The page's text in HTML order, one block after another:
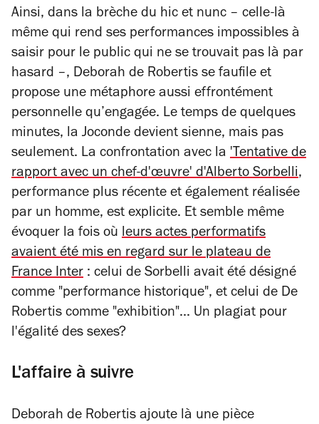
Ainsi, dans la brèche du hic et nunc – celle-là
même qui rend ses performances impossibles à
saisir pour le public qui ne se trouvait pas là par
hasard –, Deborah de Robertis se faufile et
propose une métaphore aussi effrontément
personnelle qu’engagée. Le temps de quelques
minutes, la Joconde devient sienne, mais pas
seulement. La confrontation avec la 'Tentative de
rapport avec un chef-d'œuvre' d'Alberto Sorbelli,
performance plus récente et également réalisée
par un homme, est explicite. Et semble même
évoquer la fois où leurs actes performatifs
avaient été mis en regard sur le plateau de
France Inter : celui de Sorbelli avait été désigné
comme "performance historique", et celui de De
Robertis comme "exhibition"... Un plagiat pour
l'égalité des sexes?
L'affaire à suivre
Deborah de Robertis ajoute là une pièce